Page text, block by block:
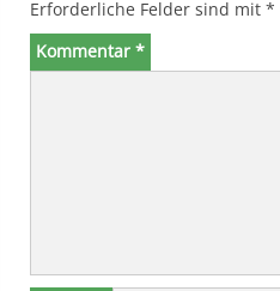
Erforderliche Felder sind mit *
Kommentar *